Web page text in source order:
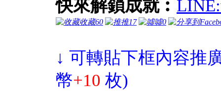
快來解鎖成就︰
收藏60 推17 噓0
↓ 可轉貼下框內容推
幣+10 枚)